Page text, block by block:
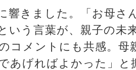
響きました。「お母さ
いう言葉が、親子の未
コメントにも共感。母
あげればよかった」と